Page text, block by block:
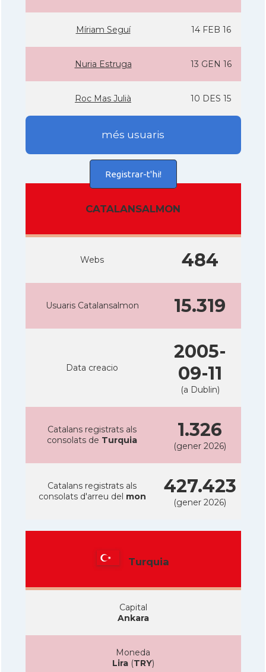
Mí­riam Seguí­ 14 FEB 16
Nuria Estruga 13 GEN 16
Roc Mas Julià 10 DES 15
més usuaris
Registrar-t'hi!
CATALANSALMON
Webs 484
Usuaris Catalansalmon 15.319
Data creacio
2005-
09-11
(a Dublin)
Catalans registrats als
consolats de Turquia 1.326
(gener 2026)
Catalans registrats als
consolats d'arreu del mon 427.423
(gener 2026)
Turquia
Capital
Ankara
Moneda
Lira(TRY)